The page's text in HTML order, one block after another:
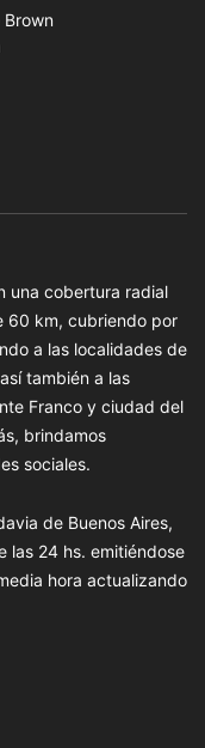
Brown
una cobertura radial
60 km, cubriendo por
a las localidades de
también a las
Franco y ciudad del
brindamos
sociales.
de Buenos Aires,
las 24 hs. emitiéndose
hora actualizando